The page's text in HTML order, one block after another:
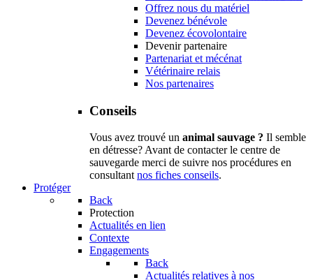
Offrez nous du matériel
Devenez bénévole
Devenez écovolontaire
Devenir partenaire
Partenariat et mécénat
Vétérinaire relais
Nos partenaires
Conseils
Vous avez trouvé un animal sauvage ? Il semble
en détresse? Avant de contacter le centre de
sauvegarde merci de suivre nos procédures en
consultantnos fiches conseils.
Protéger
Back
Protection
Actualités en lien
Contexte
Engagements
Back
Actualités relatives à nos